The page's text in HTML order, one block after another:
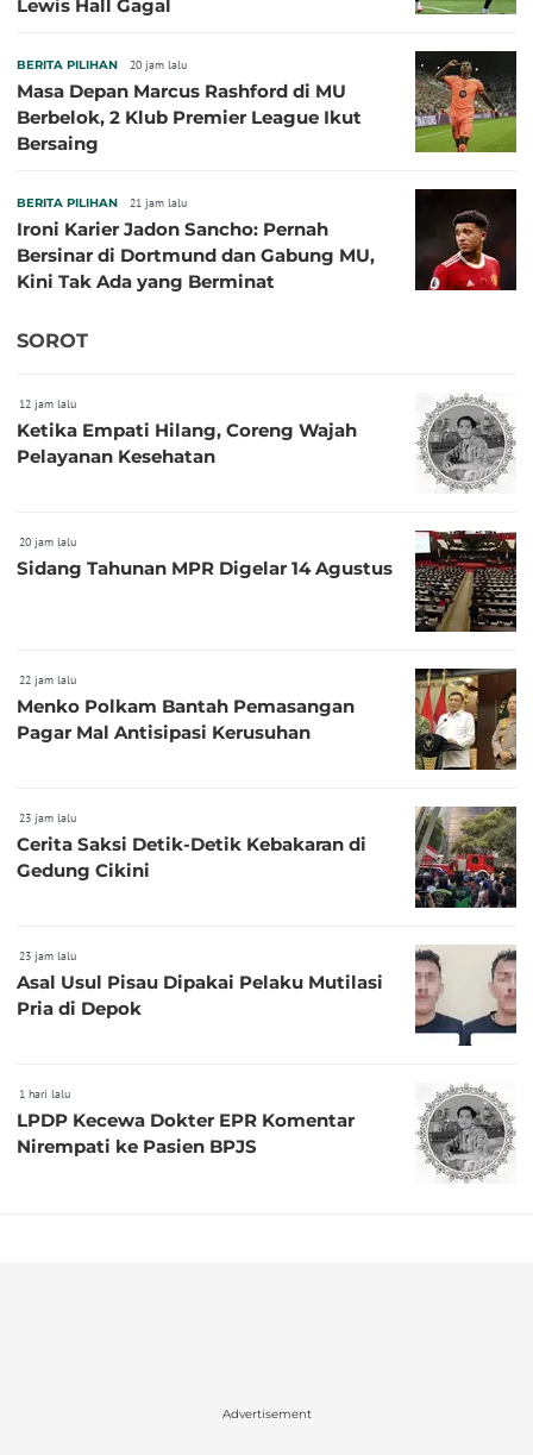
Lewis Hall Gagal
BERITA PILIHAN 20 jam lalu
Masa Depan Marcus Rashford di MU
Berbelok, 2 Klub Premier League Ikut
Bersaing
BERITA PILIHAN 21 jam lalu
Ironi Karier Jadon Sancho: Pernah
Bersinar di Dortmund dan Gabung MU,
Kini Tak Ada yang Berminat
SOROT
12 jam lalu
Ketika Empati Hilang, Coreng Wajah
Pelayanan Kesehatan
20 jam lalu
Sidang Tahunan MPR Digelar 14 Agustus
22 jam lalu
Menko Polkam Bantah Pemasangan
Pagar Mal Antisipasi Kerusuhan
23 jam lalu
Cerita Saksi Detik-Detik Kebakaran di
Gedung Cikini
23 jam lalu
Asal Usul Pisau Dipakai Pelaku Mutilasi
Pria di Depok
1 hari lalu
LPDP Kecewa Dokter EPR Komentar
Nirempati ke Pasien BPJS
Advertisement